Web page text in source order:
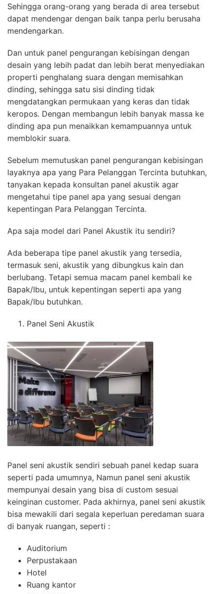
Sehingga orang-orang yang berada di area tersebut
dapat mendengar dengan baik tanpa perlu berusaha
mendengarkan.
Dan untuk panel pengurangan kebisingan dengan
desain yang lebih padat dan lebih berat menyediakan
properti penghalang suara dengan memisahkan
dinding, sehingga satu sisi dinding tidak
mengdatangkan permukaan yang keras dan tidak
keropos. Dengan membangun lebih banyak massa ke
dinding apa pun menaikkan kemampuannya untuk
memblokir suara.
Sebelum memutuskan panel pengurangan kebisingan
layaknya apa yang Para Pelanggan Tercinta butuhkan,
tanyakan kepada konsultan panel akustik agar
mengetahui tipe panel apa yang sesuai dengan
kepentingan Para Pelanggan Tercinta.
Apa saja model dari Panel Akustik itu sendiri?
Ada beberapa tipe panel akustik yang tersedia,
termasuk seni, akustik yang dibungkus kain dan
berlubang. Tetapi semua macam panel kembali ke
Bapak/Ibu, untuk kepentingan seperti apa yang
Bapak/Ibu butuhkan.
Panel Seni Akustik
Panel seni akustik sendiri sebuah panel kedap suara
seperti pada umumnya, Namun panel seni akustik
mempunyai desain yang bisa di custom sesuai
keinginan customer. Pada akhirnya, panel seni akustik
bisa mewakili dari segala keperluan peredaman suara
di banyak ruangan, seperti :
Auditorium
Perpustakaan
Hotel
Ruang kantor